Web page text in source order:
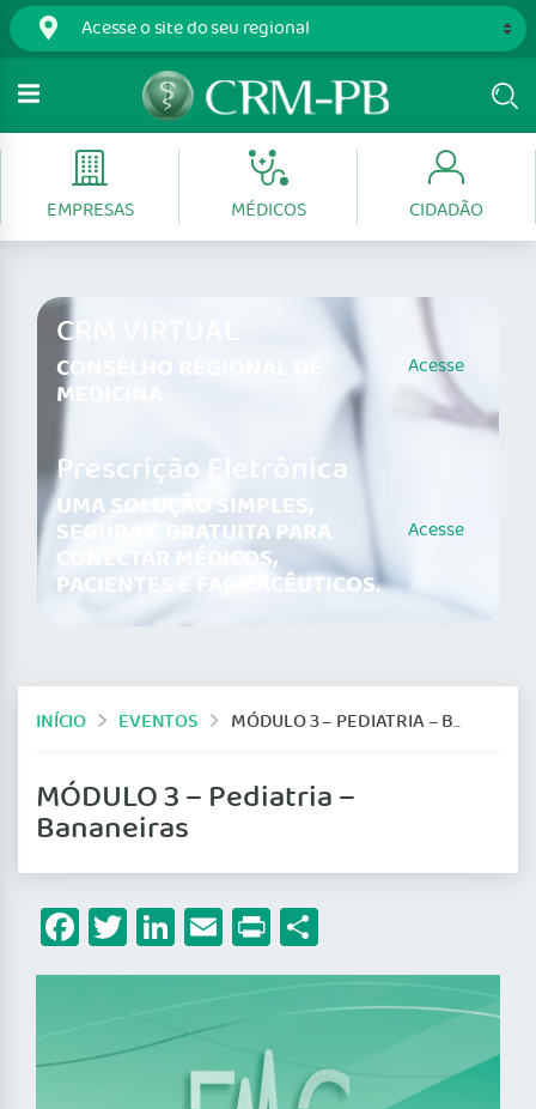
EMPRESAS MÉDICOS CIDADÃO
CRM VIRTUAL
CONSELHO REGIONAL DE
MEDICINA
Acesse
Prescrição Eletrônica
UMA SOLUÇÃO SIMPLES,
SEGURA E GRATUITA PARA
CONECTAR MÉDICOS,
PACIENTES E FARMACÊUTICOS.
Acesse
INÍCIO EVENTOS MÓDULO 3 – PEDIATRIA – BANANEIRAS
MÓDULO 3 – Pediatria –
Bananeiras
Facebook
Twitter
LinkedIn
Email
Print